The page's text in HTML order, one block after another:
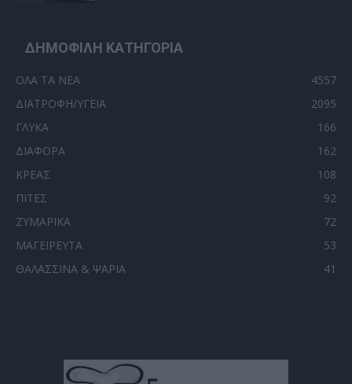
ΔΗΜΟΦΙΛΗ ΚΑΤΗΓΟΡΙΑ
ΟΛΑ ΤΑ ΝΕΑ
4557
ΔΙΑΤΡΟΦΗ/ΥΓΕΙΑ
2095
ΓΛΥΚΑ
166
ΔΙΑΦΟΡΑ
162
ΚΡΕΑΣ
108
ΠΙΤΕΣ
92
ΖΥΜΑΡΙΚΑ
72
ΜΑΓΕΙΡΕΥΤΑ
53
ΘΑΛΑΣΣΙΝΑ & ΨΑΡΙΑ
41